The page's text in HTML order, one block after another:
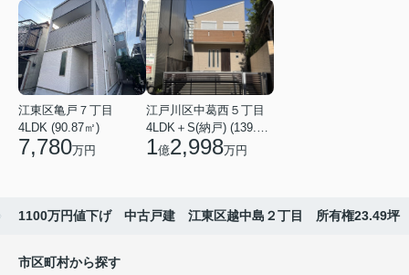
江東区亀戸７丁目
4LDK (90.87㎡)
7,780万円
江戸川区中葛西５丁目
4LDK＋S(納戸) (139.49㎡)
1億2,998万円
1100万円値下げ 中古戸建 江東区越中島２丁目 所有権23.49坪
市区町村から探す